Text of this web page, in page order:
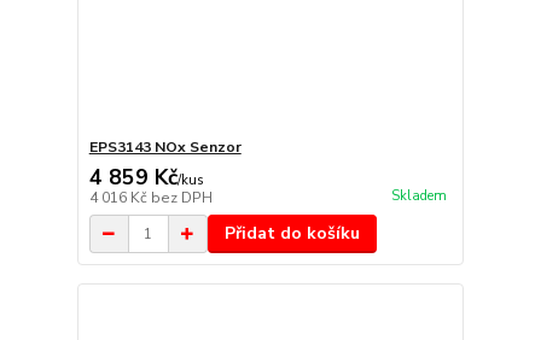
EPS3143 NOx Senzor
4 859 Kč/kus
4 016 Kč bez DPH Skladem
Přidat do košíku